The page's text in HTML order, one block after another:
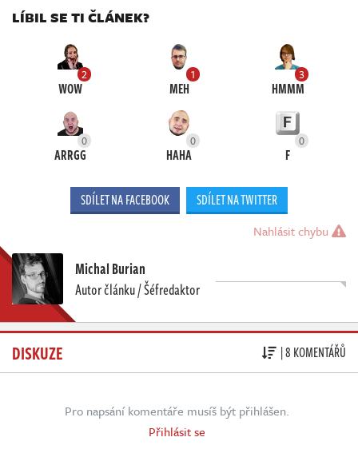
LÍBIL SE TI ČLÁNEK?
2
WOW
1
MEH
3
HMMM
0
ARRGG
0
HAHA
0
F
SDÍLET NA FACEBOOK SDÍLET NA TWITTER
Nahlásit chybu
Michal Burian
Autor článku / Šéfredaktor
DISKUZE | 8 KOMENTÁŘŮ
Pro napsání komentáře musíš být přihlášen.
Přihlásit se